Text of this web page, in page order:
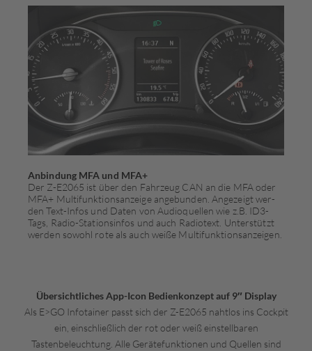
Anbindung MFA und MFA+
Der Z-E2065 ist über den Fahrzeug CAN an die MFA oder
MFA+ Multifunktionsanzeige angebunden. Angezeigt wer­­
den Text-Infos und Daten von Audioquellen wie z.B. ID3-
Tags, Radio-Stationsinfos und auch Radiotext. Un­ter­stützt
werden sowohl rote als auch weiße Multi­funk­tions­­anzeigen.
Übersichtliches App-Icon Bedienkonzept auf 9″ Display
Als E>GO Infotainer passt sich der Z-E2065 nahtlos ins Cockpit
ein, einschließlich der rot oder weiß einstellbaren
Tastenbeleuchtung. Alle Gerätefunktionen und Quellen sind